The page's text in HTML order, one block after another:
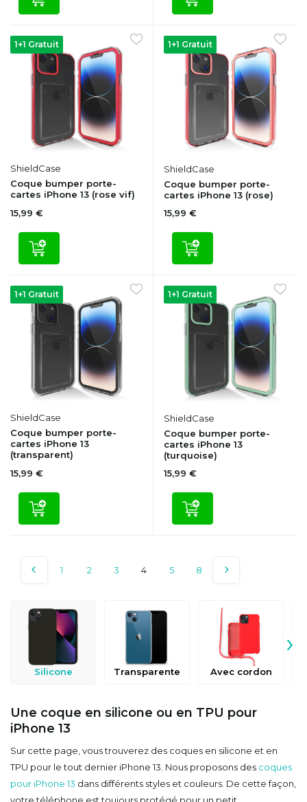
1+1 Gratuit
ShieldCase
Coque bumper porte-
cartes iPhone 13 (rose vif)
15,99 €
1+1 Gratuit
ShieldCase
Coque bumper porte-
cartes iPhone 13 (rose)
15,99 €
1+1 Gratuit
ShieldCase
Coque bumper porte-
cartes iPhone 13
(transparent)
15,99 €
1+1 Gratuit
ShieldCase
Coque bumper porte-
cartes iPhone 13
(turquoise)
15,99 €
1 2 3 4 5 8
Silicone Transparente Avec cordon
›
Une coque en silicone ou en TPU pour
iPhone 13
Sur cette page, vous trouverez des coques en silicone et en
TPU pour le tout dernier iPhone 13. Nous proposons des coques
pour iPhone 13 dans différents styles et couleurs. De cette façon,